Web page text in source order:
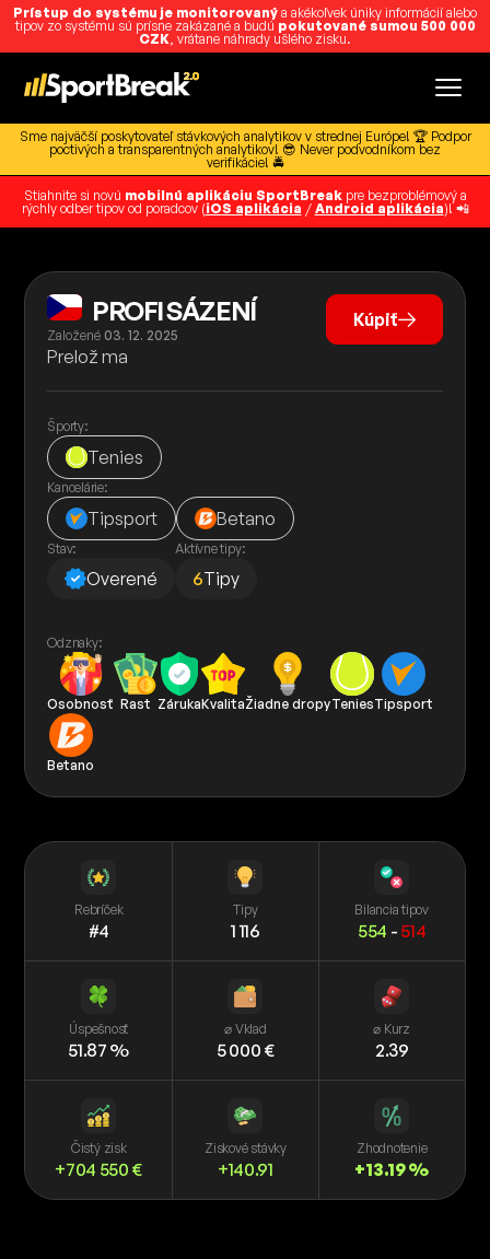
Prístup do systému je monitorovaný a akékoľvek úniky informácií alebo
tipov zo systému sú prísne zakázané a budú pokutované sumou 500 000
CZK, vrátane náhrady ušlého zisku.
Sme najväčší poskytovateľ stávkových analytikov v strednej Európe! 🏆 Podpor
poctivých a transparentných analytikov! 😎 Never podvodníkom bez
verifikácie! 🚔
Stiahnite si novú mobilnú aplikáciu SportBreakpre bezproblémový a
rýchly odber tipov od poradcov (iOS aplikácia / Android aplikácia)! 📲
PROFI SÁZENÍ
Založené 03. 12. 2025
Kúpiť
Prelož ma
Športy:
Tenies
Kancelárie:
Tipsport Betano
Stav:
Overené
Aktívne tipy:
6Tipy
Odznaky:
Osobnosť Rast ZárukaKvalitaŽiadne dropyTeniesTipsport
Betano
Rebríček
#4
Tipy
1 116
Bilancia tipov
554 - 514
Úspešnosť
51.87 %
⌀ Vklad
5 000 €
⌀ Kurz
2.39
Čistý zisk
+704 550 €
Ziskové stávky
+140.91
Zhodnotenie
+13.19 %